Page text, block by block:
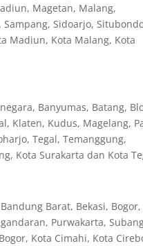
Magetan, Malang,
Sidoarjo,
Madiun, Kota Malang, Kota
Banyumas, Batang,
Klaten, Kudus, Magelang,
Tegal, Temanggung,
Kota Surakarta dan Kota
Barat, Bekasi, Bogor,
Purwakarta,
Kota Cimahi, Kota